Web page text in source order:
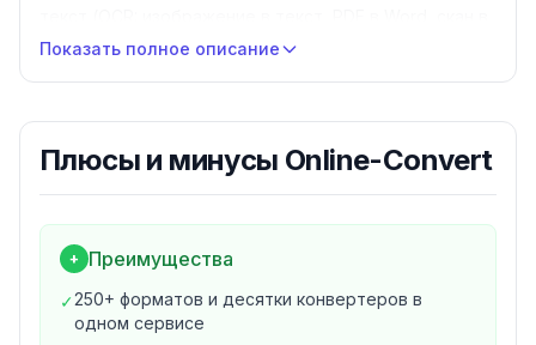
текст), сжимать файлы (PDF, JPG, PNG, MP4), делать
игровые консоли) и веб-сервисы (YouTube, TikTok,
1. Конвертеры под все типы файлов
Документы: PDF, DOCX, XLSX, PPTX, ODT, RTF, TXT,
HTML
Аудио: MP3, WAV, FLAC, AAC, OGG, OPUS, WMA, M4A
Показать полное описание
Плюсы и минусы Online-Convert
+ Преимущества
✓250+ форматов и десятки конвертеров в
одном сервисе